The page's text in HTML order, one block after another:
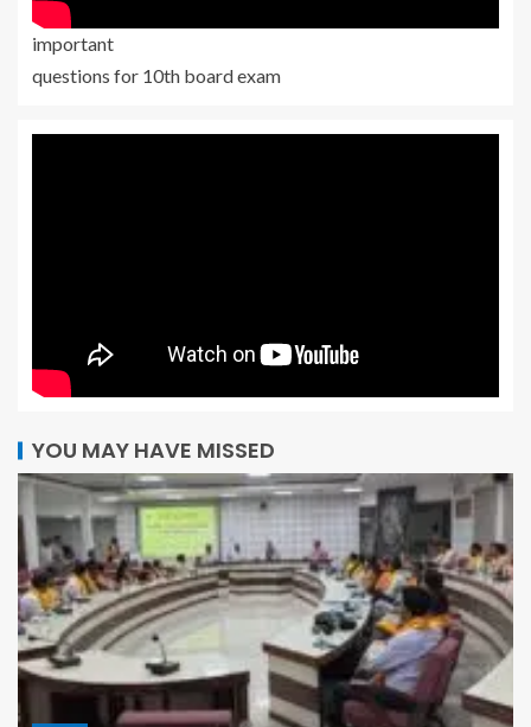
important
questions for 10th board exam
YOU MAY HAVE MISSED